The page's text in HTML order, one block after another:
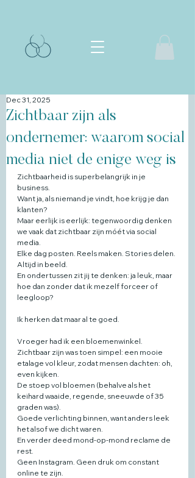
Zichtbaar zijn als
ondernemer: waarom social
media niet de enige weg is
Dec 31, 2025
Zichtbaarheid is superbelangrijk in je
business.
Want ja, als niemand je vindt, hoe krijg je dan
klanten?
Maar eerlijk is eerlijk: tegenwoordig denken
we vaak dat zichtbaar zijn móét via social
media.
Elke dag posten. Reels maken. Stories delen.
Altijd in beeld.
En ondertussen zit jij te denken: ja leuk, maar
hoe dan zonder dat ik mezelf forceer of
leegloop?
Ik herken dat maar al te goed.
Vroeger had ik een bloemenwinkel.
Zichtbaar zijn was toen simpel: een mooie
etalage vol kleur, zodat mensen dachten: oh,
even kijken.
De stoep vol bloemen (behalve als het
keihard waaide, regende, sneeuwde of 35
graden was).
Goede verlichting binnen, want anders leek
het alsof we dicht waren.
En verder deed mond-op-mond reclame de
rest.
Geen Instagram. Geen druk om constant
online te zijn.